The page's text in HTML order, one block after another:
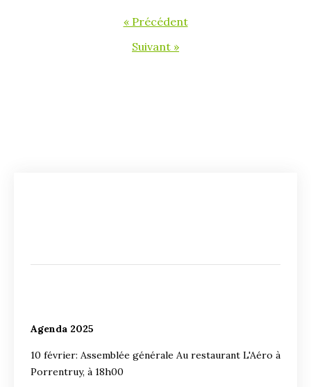
« Précédent
Suivant »
Agenda 2025
10 février: Assemblée générale Au restaurant L'Aéro à
Porrentruy, à 18h00